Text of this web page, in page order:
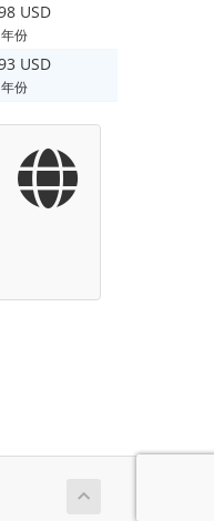
USD
份
USD
份